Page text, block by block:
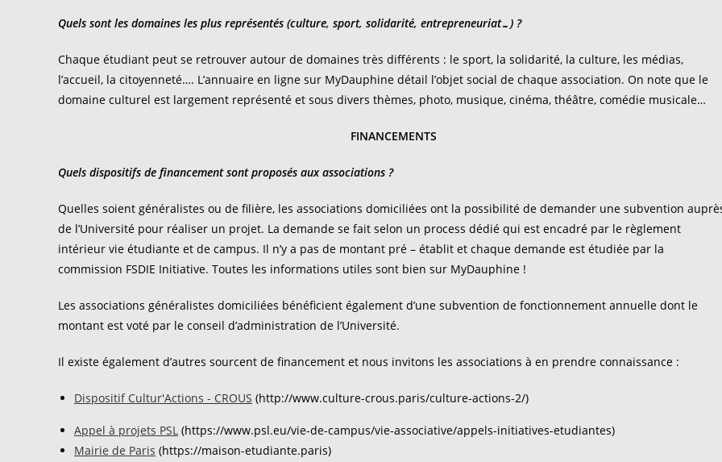
Quels sont les domaines les plus représentés (culture, sport, solidarité, entrepreneuriat…) ?
Chaque étudiant peut se retrouver autour de domaines très différents : le sport, la solidarité, la culture, les médias,
l’accueil, la citoyenneté…. L’annuaire en ligne sur MyDauphine détail l’objet social de chaque association. On note que le
domaine culturel est largement représenté et sous divers thèmes, photo, musique, cinéma, théâtre, comédie musicale…
FINANCEMENTS
Quels dispositifs de financement sont proposés aux associations ?
Quelles soient généralistes ou de filière, les associations domiciliées ont la possibilité de demander une subvention
de l’Université pour réaliser un projet. La demande se fait selon un process dédié qui est encadré par le règlement
intérieur vie étudiante et de campus. Il n’y a pas de montant pré – établit et chaque demande est étudiée par la
commission FSDIE Initiative. Toutes les informations utiles sont bien sur MyDauphine !
Les associations généralistes domiciliées bénéficient également d’une subvention de fonctionnement annuelle dont le
montant est voté par le conseil d’administration de l’Université.
Il existe également d’autres sourcent de financement et nous invitons les associations à en prendre connaissance :
Dispositif Cultur'Actions - CROUS (http://www.culture-crous.paris/culture-actions-2/)
Appel à projets PSL (https://www.psl.eu/vie-de-campus/vie-associative/appels-initiatives-etudiantes)
Mairie de Paris (https://maison-etudiante.paris)